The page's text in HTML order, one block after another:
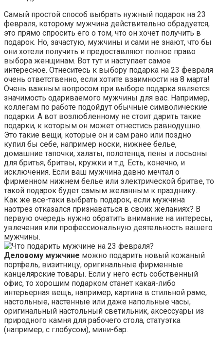
Самый простой способ выбрать нужный подарок на 23
февраля, которому мужчина действительно обрадуется,
это прямо спросить его о том, что он хочет получить в
подарок. Но, зачастую, мужчины и сами не знают, что бы
они хотели получить и предоставляют полное право
выбора женщинам. Вот тут и наступает самое
интересное. Отнеситесь к выбору подарка на 23 февраля
очень ответственно, если хотите взаимности на 8 марта!
Очень важным вопросом при выборе подарка является
значимость одариваемого мужчины для вас. Например,
коллегам по работе подойдут обычные символические
подарки. А вот возлюбленному не стоит дарить такие
подарки, к которым он может отнестись равнодушно.
Это такие вещи, которые он и сам рано или поздно
купил бы себе, например носки, нижнее белье,
домашние тапочки, халаты, полотенца, пены и лосьоны
для бритья, бритвы, кружки и т.д. Есть, конечно, и
исключения. Если ваш мужчина давно мечтал о
фирменном нижнем белье или электрической бритве, то
такой подарок будет самым желанным к празднику.
Как же все-таки выбрать подарок, если мужчина
наотрез отказался признаваться в своих желаниях? В
первую очередь нужно обратить внимание на интересы,
увлечения или профессиональную деятельность вашего
мужчины.
Деловому мужчине можно подарить новый кожаный
портфель, визитницу, оригинальные фирменные
канцелярские товары. Если у него есть собственный
офис, то хорошим подарком станет какая-либо
интерьерная вещь, например, картина в стильной раме,
настольные, настенные или даже напольные часы,
оригинальный настольный светильник, аксессуары из
природного камня для рабочего стола, статуэтка
(например, с глобусом), мини-бар.